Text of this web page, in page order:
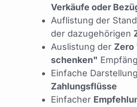
Verkäufe oder
Auflistung der
der dazugehörigen
Auslistung der Zero
schenken"
Einfache
Zahlungsflüsse
Einfacher